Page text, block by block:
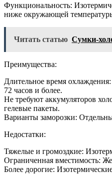
Функциональность:
ниже окружающей
Читать статью Сумки-
Преимущества:
Длительное время
72 часов и более.
Не требуют аккумуляторов
гелевые пакеты.
Варианты заморозки:
Недостатки:
Тяжелые и громоздкие:
Ограниченная вместимость:
Более дорогие: